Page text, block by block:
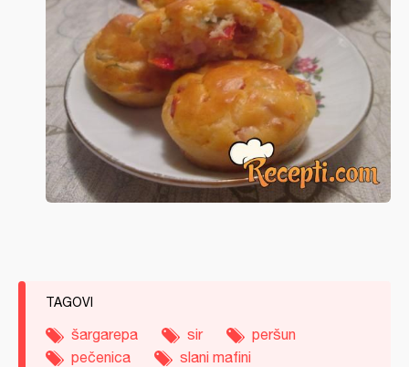
TAGOVI
šargarepa sir
peršun
pečenica
slani mafini